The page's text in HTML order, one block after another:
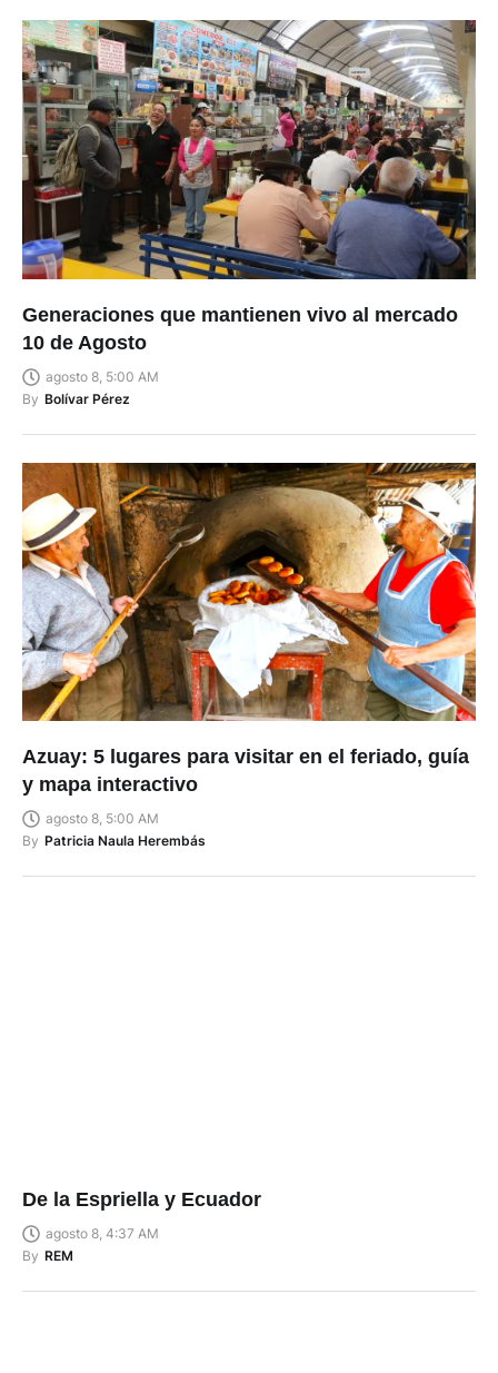
Generaciones que mantienen vivo al mercado
10 de Agosto
agosto 8, 5:00 AM
By Bolívar Pérez
Azuay: 5 lugares para visitar en el feriado, guía
y mapa interactivo
agosto 8, 5:00 AM
By Patricia Naula Herembás
De la Espriella y Ecuador
agosto 8, 4:37 AM
By REM